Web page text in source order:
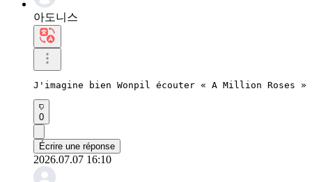
아도니스
J'imagine bien Wonpil écouter « A Million Roses
0
Écrire une réponse
2026.07.07 16:10